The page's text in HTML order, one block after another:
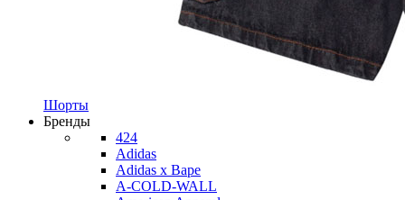
Шорты
Бренды
424
Adidas
Adidas x Bape
A-COLD-WALL